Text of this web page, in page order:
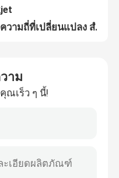
เครื่องปรับระดับความเร็วความถี่ที่เปลี่ยนแปลง สําหรับกล่องกล่อง
แย้งในการโคดชุด
าม
ณเร็ว ๆ นี้!